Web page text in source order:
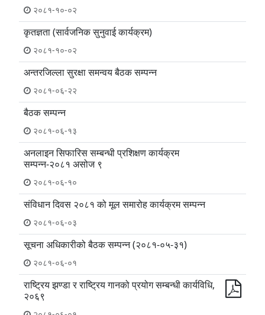
२०८१-१०-०२
कृतज्ञता (सार्वजनिक सुनुवाई कार्यक्रम)
२०८१-१०-०२
अन्तरजिल्ला सुरक्षा समन्वय बैठक सम्पन्न
२०८१-०६-२२
बैठक सम्पन्न
२०८१-०६-१३
अनलाइन सिफारिस सम्बन्धी प्रशिक्षण कार्यक्रम
सम्पन्न-२०८१ असोज ९
२०८१-०६-१०
संविधान दिवस २०८१ को मूल समारोह कार्यक्रम सम्पन्न
२०८१-०६-०३
सूचना अधिकारीको बैठक सम्पन्न (२०८१-०५-३१)
२०८१-०६-०१
राष्ट्रिय झण्डा र राष्ट्रिय गानको प्रयोग सम्बन्धी कार्यविधि,
२०६९